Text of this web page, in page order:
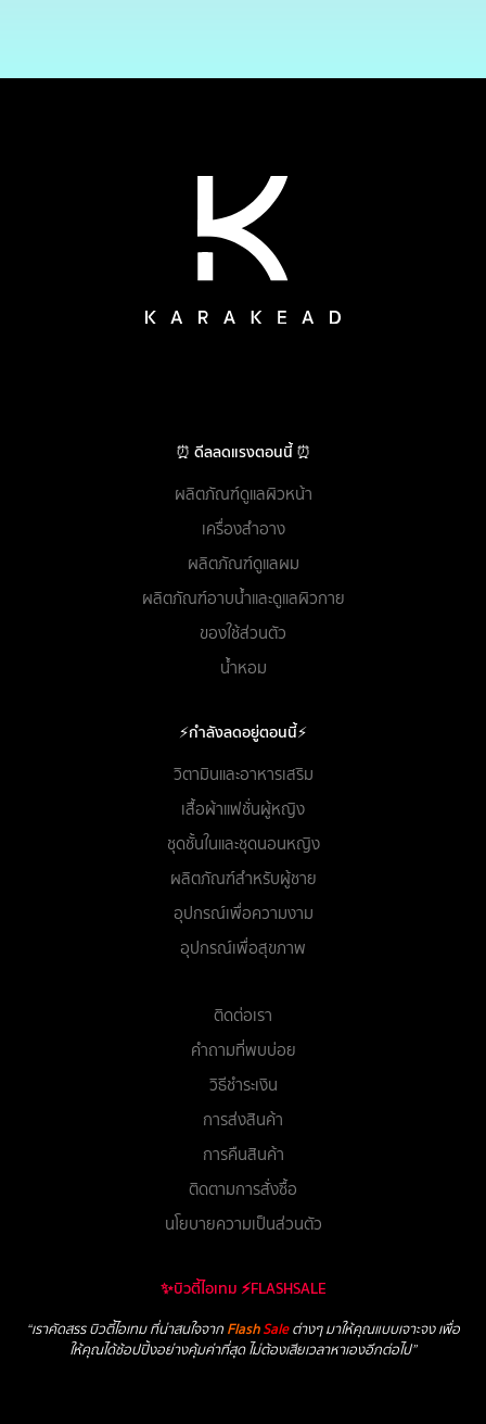
⏰ ดีลลดแรงตอนนี้ ⏰
ผลิตภัณฑ์ดูแลผิวหน้า
เครื่องสำอาง
ผลิตภัณฑ์ดูแลผม
ผลิตภัณฑ์อาบน้ำและดูแลผิวกาย
ของใช้ส่วนตัว
น้ำหอม
⚡กำลังลดอยู่ตอนนี้⚡
วิตามินและอาหารเสริม
เสื้อผ้าแฟชั่นผู้หญิง
ชุดชั้นในและชุดนอนหญิง
ผลิตภัณฑ์สำหรับผู้ชาย
อุปกรณ์เพื่อความงาม
อุปกรณ์เพื่อสุขภาพ
ติดต่อเรา
คำถามที่พบบ่อย
วิธีชำระเงิน
การส่งสินค้า
การคืนสินค้า
ติดตามการสั่งซื้อ
นโยบายความเป็นส่วนตัว
✨บิวตี้ไอเทม ⚡FLASHSALE
“เราคัดสรร บิวตี้ไอเทม ที่น่าสนใจจาก FlashSaleต่างๆ มาให้คุณแบบเจาะจง เพื่อ
ให้คุณได้ช้อปปิ้งอย่างคุ้มค่าที่สุด ไม่ต้องเสียเวลาหาเองอีกต่อไป”